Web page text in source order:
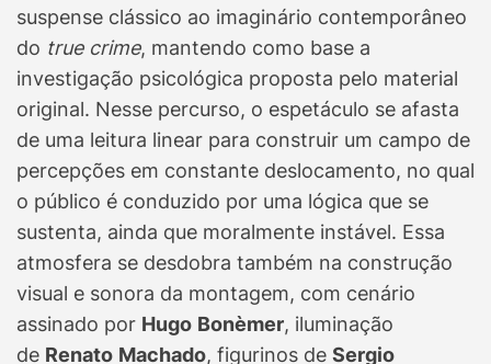
suspense clássico ao imaginário contemporâneo
do true crime, mantendo como base a
investigação psicológica proposta pelo material
original. Nesse percurso, o espetáculo se afasta
de uma leitura linear para construir um campo de
percepções em constante deslocamento, no qual
o público é conduzido por uma lógica que se
sustenta, ainda que moralmente instável. Essa
atmosfera se desdobra também na construção
visual e sonora da montagem, com cenário
assinado por Hugo Bonèmer, iluminação
de Renato Machado, figurinos de Sergio